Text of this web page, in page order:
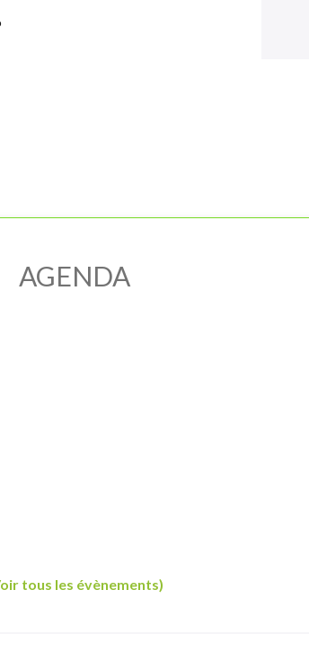
AGENDA
tous les évènements)